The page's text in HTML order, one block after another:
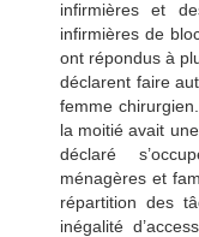
infirmières et
infirmières de
ont répondus à
déclarent faire
femme
la moitié avait
déclaré
ménagères et
répartition des
inégalité